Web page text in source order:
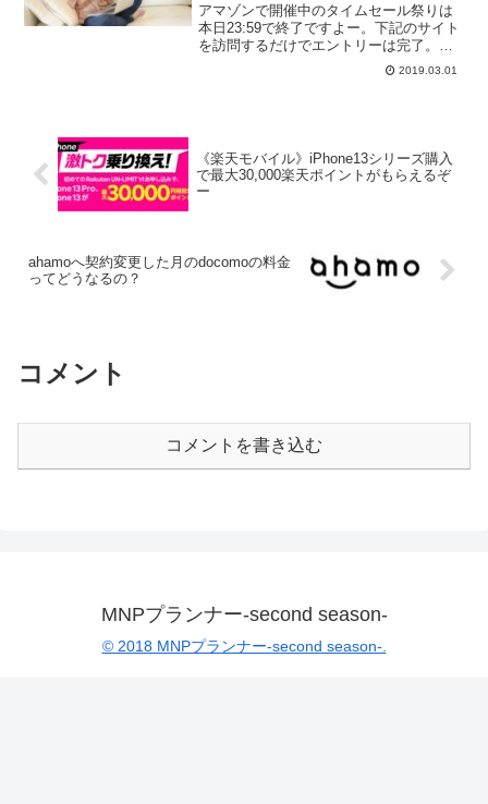
アマゾンで開催中のタイムセール祭りは
本日23:59で終了ですよー。下記のサイト
を訪問するだけでエントリーは完了。タ
イムセール祭りエントリーページエント
リーして10,000円以上の買い物をすれば
2019.03.01
《楽天モバイル》iPhone13シリーズ購入
で最大30,000楽天ポイントがもらえるぞ
ー
ahamoへ契約変更した月のdocomoの料金
ってどうなるの？
コメント
コメントを書き込む
MNPプランナー-second season-
© 2018 MNPプランナー-second season-.